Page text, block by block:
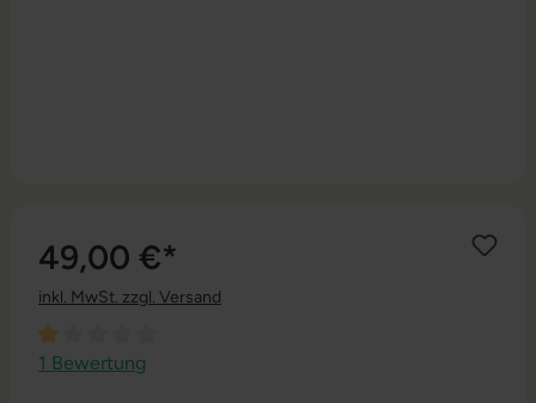
49,00 €*
inkl. MwSt. zzgl. Versand
Durchschnittliche Bewertung von 1 von 5 Sternen
1 Bewertung